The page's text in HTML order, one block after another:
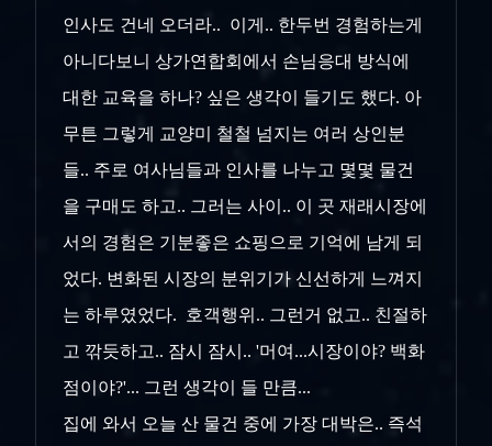
인사도 건네 오더라.. 이게.. 한두번 경험하는게
아니다보니 상가연합회에서 손님응대 방식에
대한 교육을 하나? 싶은 생각이 들기도 했다. 아
무튼 그렇게 교양미 철철 넘지는 여러 상인분
들.. 주로 여사님들과 인사를 나누고 몇몇 물건
을 구매도 하고.. 그러는 사이.. 이 곳 재래시장에
서의 경험은 기분좋은 쇼핑으로 기억에 남게 되
었다. 변화된 시장의 분위기가 신선하게 느껴지
는 하루였었다. 호객행위.. 그런거 없고.. 친절하
고 깎듯하고.. 잠시 잠시.. '머여...시장이야? 백화
점이야?'... 그런 생각이 들 만큼...
집에 와서 오늘 산 물건 중에 가장 대박은.. 즉석